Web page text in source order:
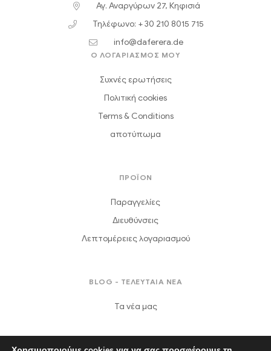
Αγ. Αναργύρων 27, Κηφισιά
Τηλέφωνο: + 30 210 8015 715
info@daferera.de
Ο ΛΟΓΑΡΙΑΣΜΟΣ ΜΟΥ
Συχνές ερωτήσεις
Πολιτική cookies
Terms & Conditions
αποτύπωμα
ΠΡΟΪΟΝ
Παραγγελίες
Διευθύνσεις
Λεπτομέρειες λογαριασμού
BLOG - ΤΕΛΕΥΤΑΙΑ ΝΕΑ
Τα νέα μας